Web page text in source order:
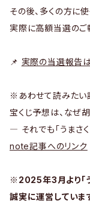
その後、多くの方に
実際に高額当選のご
📌 実際の当選報告
※あわせて読みたい
宝くじ予想は、なぜ
― それでも「うまさ
note記事へのリンク
※2025年3月より「
誠実に運営していま